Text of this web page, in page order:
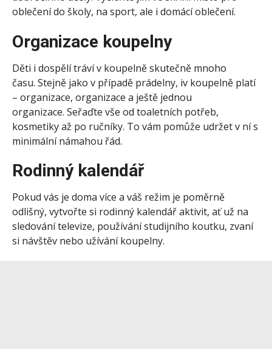
oblečení do školy, na sport, ale i domácí oblečení.
Organizace koupelny
Děti i dospělí tráví v koupelně skutečně mnoho
času. Stejně jako v případě prádelny, iv koupelně platí
– organizace, organizace a ještě jednou
organizace. Seřaďte vše od toaletních potřeb,
kosmetiky až po ručníky. To vám pomůže udržet v ní s
minimální námahou řád.
Rodinný kalendář
Pokud vás je doma více a váš režim je poměrně
odlišný, vytvořte si rodinný kalendář aktivit, ať už na
sledování televize, používání studijního koutku, zvaní
si návštěv nebo užívání koupelny.